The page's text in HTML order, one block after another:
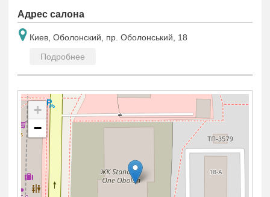
Адрес салона
Киев, Оболонский, пр. Оболонський, 18
Подробнее
+
−